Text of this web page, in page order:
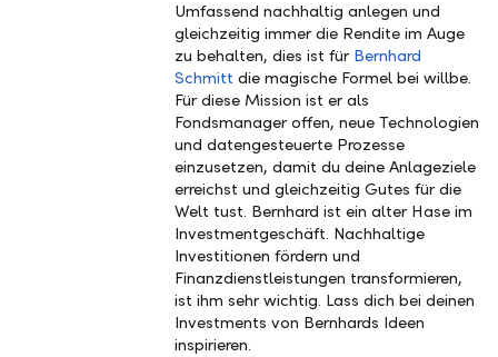
Umfassend nachhaltig anlegen und
gleichzeitig immer die Rendite im Auge
zu behalten, dies ist für Bernhard
Schmitt die magische Formel bei willbe.
Für diese Mission ist er als
Fondsmanager offen, neue Technologien
und datengesteuerte Prozesse
einzusetzen, damit du deine Anlageziele
erreichst und gleichzeitig Gutes für die
Welt tust. Bernhard ist ein alter Hase im
Investmentgeschäft. Nachhaltige
Investitionen fördern und
Finanzdienstleistungen transformieren,
ist ihm sehr wichtig. Lass dich bei deinen
Investments von Bernhards Ideen
inspirieren.